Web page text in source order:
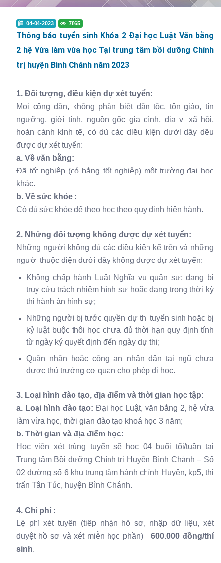
04-04-2023 7865
Thông báo tuyển sinh Khóa 2 Đại học Luật Văn bằng
2 hệ Vừa làm vừa học Tại trung tâm bồi dưỡng Chính
trị huyện Bình Chánh năm 2023
1. Đối tượng, điều kiện dự xét tuyển:
Mọi công dân, không phân biệt dân tộc, tôn giáo, tín
ngưỡng, giới tính, nguồn gốc gia đình, địa vị xã hội,
hoàn cảnh kinh tế, có đủ các điều kiện dưới đây đều
được dự xét tuyển:
a. Về văn bằng:
Đã tốt nghiệp (có bằng tốt nghiệp) một trường đại học
khác.
b. Về sức khỏe :
Có đủ sức khỏe để theo học theo quy định hiện hành.
2. Những đối tượng không được dự xét tuyển:
Những người không đủ các điều kiện kể trên và những
người thuộc diện dưới đây không được dự xét tuyển:
Không chấp hành Luật Nghĩa vụ quân sự; đang bị
truy cứu trách nhiệm hình sự hoặc đang trong thời kỳ
thi hành án hình sự;
Những người bị tước quyền dự thi tuyển sinh hoặc bị
kỷ luật buộc thôi học chưa đủ thời hạn quy định tính
từ ngày ký quyết định đến ngày dự thi;
Quân nhân hoặc công an nhân dân tại ngũ chưa
được thủ trưởng cơ quan cho phép đi học.
3. Loại hình đào tạo, địa điểm và thời gian học tập:
a. Loại hình đào tạo: Đại học Luật, văn bằng 2, hệ vừa
làm vừa học, thời gian đào tạo khoá học 3 năm;
b. Thời gian và địa điểm học:
Học viên xét trúng tuyển sẽ học 04 buổi tối/tuần tại
Trung tâm Bồi dưỡng Chính trị Huyện Bình Chánh – Số
02 đường số 6 khu trung tâm hành chính Huyện, kp5, thị
trấn Tân Túc, huyện Bình Chánh.
4. Chi phí :
Lệ phí xét tuyển (tiếp nhận hồ sơ, nhập dữ liệu, xét
duyệt hồ sơ và xét miễn học phần) : 600.000 đồng/thí
sinh.